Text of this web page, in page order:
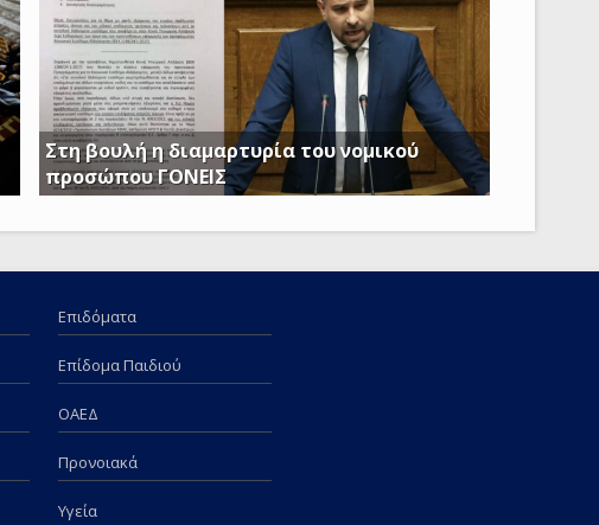
Στη βουλή η διαμαρτυρία του νομικού
προσώπου ΓΟΝΕΙΣ
Γ. Κατσιαντώνης: Φορολογείτε με Κοινή Υπουργική
Απόφαση και τα επιδόματα των παιδιών μας; Πόση
Επιδόματα
Επίδομα Παιδιού
ΟΑΕΔ
Προνοιακά
Υγεία